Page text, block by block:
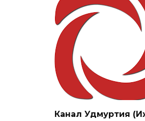
Канал Удмуртия